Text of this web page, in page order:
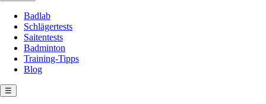
überspringen
Badlab
Schlägertests
Saitentests
Badminton
Training-Tipps
Blog
☰